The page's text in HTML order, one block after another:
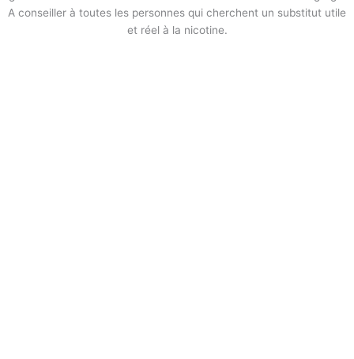
A conseiller à toutes les personnes qui cherchent un substitut utile
et réel à la nicotine.